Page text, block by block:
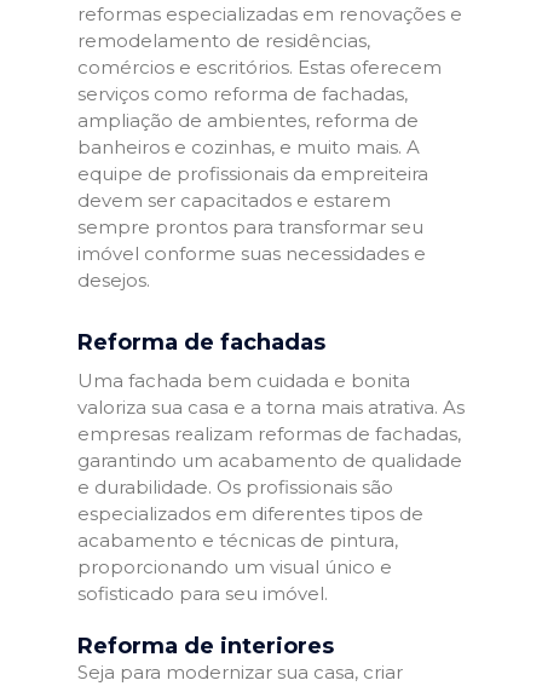
reformas especializadas em renovações e
remodelamento de residências,
comércios e escritórios. Estas oferecem
serviços como reforma de fachadas,
ampliação de ambientes, reforma de
banheiros e cozinhas, e muito mais. A
equipe de profissionais da empreiteira
devem ser capacitados e estarem
sempre prontos para transformar seu
imóvel conforme suas necessidades e
desejos.
Reforma de fachadas
Uma fachada bem cuidada e bonita
valoriza sua casa e a torna mais atrativa. As
empresas realizam reformas de fachadas,
garantindo um acabamento de qualidade
e durabilidade. Os profissionais são
especializados em diferentes tipos de
acabamento e técnicas de pintura,
proporcionando um visual único e
sofisticado para seu imóvel.
Reforma de interiores
Seja para modernizar sua casa, criar